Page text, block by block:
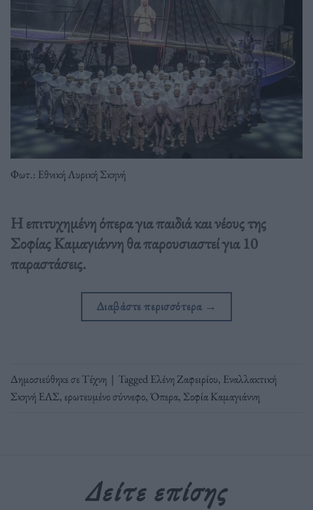
Φωτ.: Εθνική Λυρική Σκηνή
H επιτυχημένη όπερα για παιδιά και νέους της
Σοφίας Καμαγιάννη θα παρουσιαστεί για 10
παραστάσεις.
Διαβάστε περισσότερα →
Δημοσιεύθηκε σεΤέχνη | TaggedΕλένη Ζαφειρίου, Εναλλακτική
Σκηνή ΕΛΣ, ερωτευμένο σύννεφο,Όπερα, Σοφία Καμαγιάννη
Δείτε επίσης